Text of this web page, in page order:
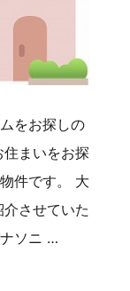
をお探しの
まいをお探
件です。 大
させていた
ソニ …